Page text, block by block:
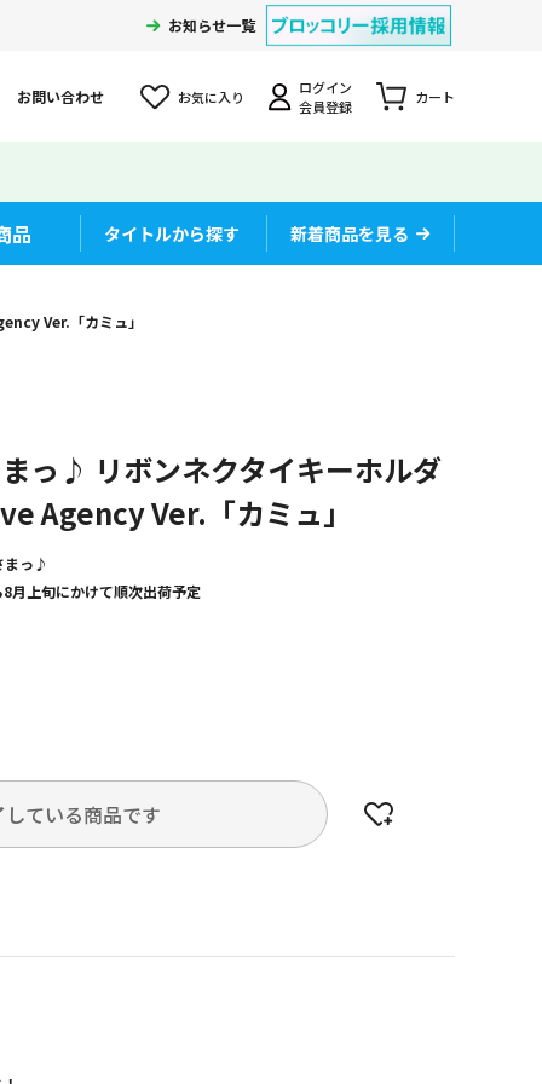
お知らせ一覧
お問い合わせ お気に入り
ログイン
会員登録
カート
品 タイトルから探す 新着商品を見る
Ver.「カミュ」
っ♪ リボンネクタイキーホルダ
Agency Ver.「カミュ」
まっ♪
月上旬にかけて順次出荷予定
ている商品です